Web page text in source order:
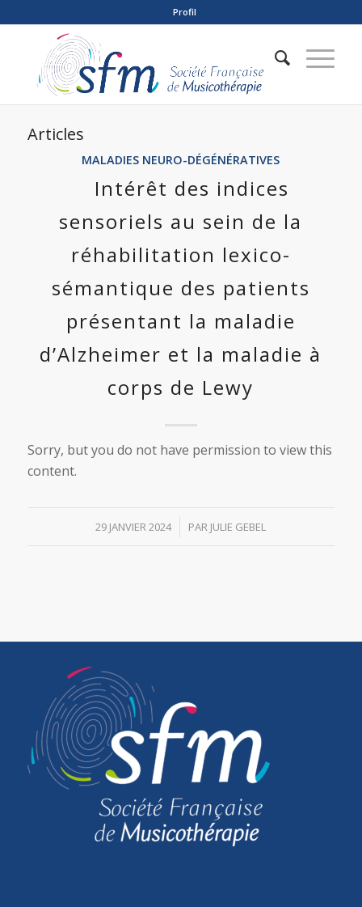
Profil
Articles
MALADIES NEURO-DÉGÉNÉRATIVES
Intérêt des indices
sensoriels au sein de la
réhabilitation lexico-
sémantique des patients
présentant la maladie
d’Alzheimer et la maladie à
corps de Lewy
Sorry, but you do not have permission to view this
content.
29 JANVIER 2024
/ PAR JULIE GEBEL